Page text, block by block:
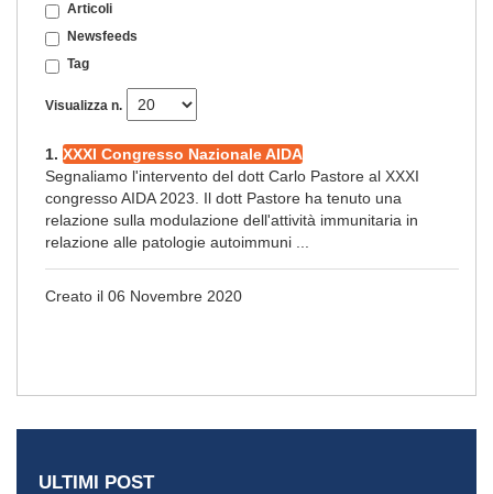
Articoli
Newsfeeds
Tag
Visualizza n.
1. XXXI Congresso Nazionale AIDA
Segnaliamo l'intervento del dott Carlo Pastore al XXXI
congresso AIDA 2023. Il dott Pastore ha tenuto una
relazione sulla modulazione dell'attività immunitaria in
relazione alle patologie autoimmuni ...
Creato il 06 Novembre 2020
ULTIMI POST